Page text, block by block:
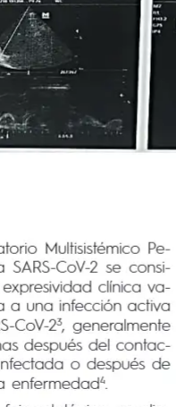
Multisistémico Pe-
CoV-2 se consi-
clínica va-
a una infección activa
CoV-2
3
, generalmente
después del contac-
o después de
4